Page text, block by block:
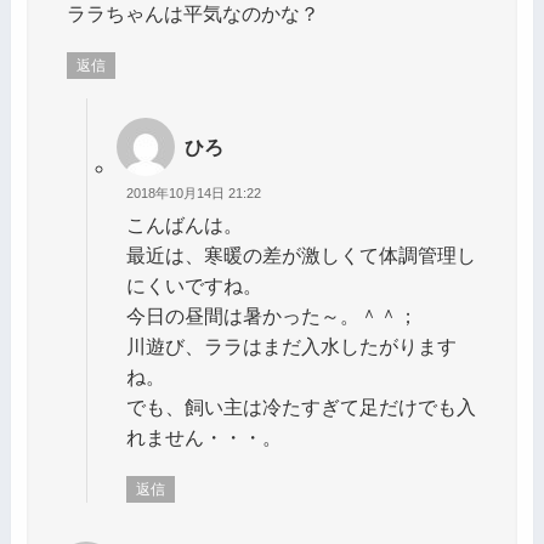
ララちゃんは平気なのかな？
返信
ひろ
2018年10月14日 21:22
こんばんは。
最近は、寒暖の差が激しくて体調管理し
にくいですね。
今日の昼間は暑かった～。＾＾；
川遊び、ララはまだ入水したがります
ね。
でも、飼い主は冷たすぎて足だけでも入
れません・・・。
返信